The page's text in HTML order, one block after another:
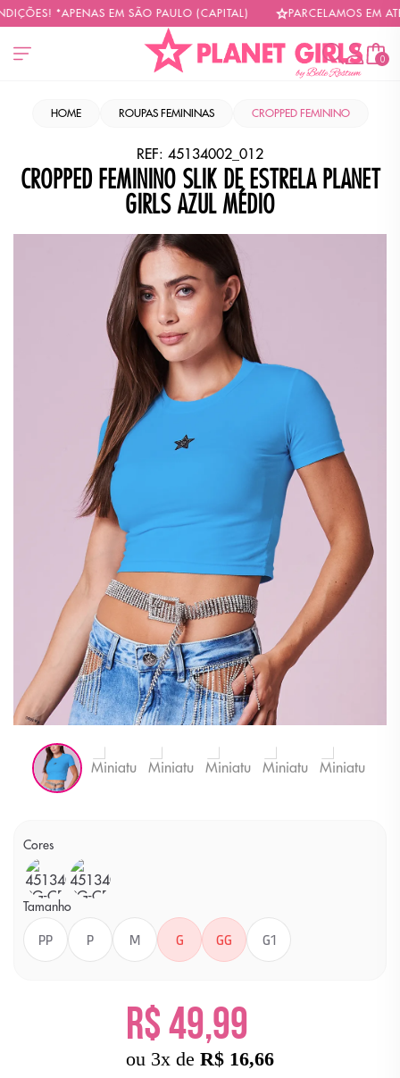
*APENAS EM SÃO PAULO (CAPITAL) PARCELAMOS EM ATÉ
0
HOME ROUPAS FEMININAS CROPPED FEMININO
REF: 45134002_012
CROPPED FEMININO SLIK DE ESTRELA PLANET
GIRLS AZUL MÉDIO
Cores
Tamanho
PP P M G GG G1
R$ 49,99
ou 3x de R$ 16,66